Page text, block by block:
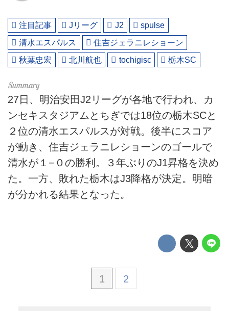
注目記事 Jリーグ J2
spulse
清水エスパルス
住吉ジェラニレショーン
秋葉忠宏
北川航也 tochigisc 栃木SC
27日、明治安田J2リーグが各地で行われ、カ
ンセキスタジアムとちぎでは18位の栃木SCと
２位の清水エスパルスが対戦。後半にスコア
が動き、住吉ジェラニレショーンのゴールで
清水が１−０の勝利。３年ぶりのJ1昇格を決め
た。一方、敗れた栃木はJ3降格が決定。明暗
が分かれる結果となった。
1 2